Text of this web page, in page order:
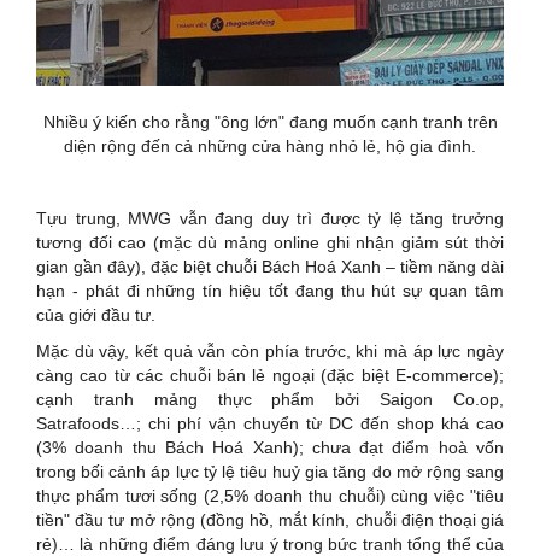
Nhiều ý kiến cho rằng "ông lớn" đang muốn cạnh tranh trên
diện rộng đến cả những cửa hàng nhỏ lẻ, hộ gia đình.
Tựu trung, MWG vẫn đang duy trì được tỷ lệ tăng trưởng
tương đối cao (mặc dù mảng online ghi nhận giảm sút thời
gian gần đây), đặc biệt chuỗi Bách Hoá Xanh – tiềm năng dài
hạn - phát đi những tín hiệu tốt đang thu hút sự quan tâm
của giới đầu tư.
Mặc dù vậy, kết quả vẫn còn phía trước, khi mà áp lực ngày
càng cao từ các chuỗi bán lẻ ngoại (đặc biệt E-commerce);
cạnh tranh mảng thực phẩm bởi Saigon Co.op,
Satrafoods…; chi phí vận chuyển từ DC đến shop khá cao
(3% doanh thu Bách Hoá Xanh); chưa đạt điểm hoà vốn
trong bối cảnh áp lực tỷ lệ tiêu huỷ gia tăng do mở rộng sang
thực phẩm tươi sống (2,5% doanh thu chuỗi) cùng việc "tiêu
tiền" đầu tư mở rộng (đồng hồ, mắt kính, chuỗi điện thoại giá
rẻ)… là những điểm đáng lưu ý trong bức tranh tổng thể của